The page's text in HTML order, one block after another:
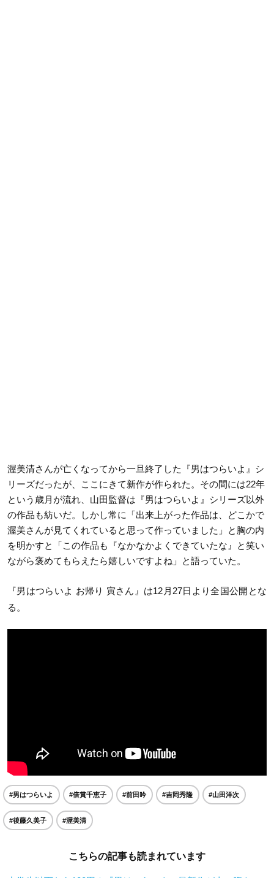
渥美清さんが亡くなってから一旦終了した『男はつらいよ』シ
リーズだったが、ここにきて新作が作られた。その間には22年
という歳月が流れ、山田監督は『男はつらいよ』シリーズ以外
の作品も紡いだ。しかし常に「出来上がった作品は、どこかで
渥美さんが見てくれていると思って作っていました」と胸の内
を明かすと「この作品も『なかなかよくできていたな』と笑い
ながら褒めてもらえたら嬉しいですよね」と語っていた。
『男はつらいよ お帰り 寅さん』は12月27日より全国公開とな
る。
#男はつらいよ #倍賞千恵子 #前田吟 #吉岡秀隆 #山田洋次
#後藤久美子 #渥美清
こちらの記事も読まれています